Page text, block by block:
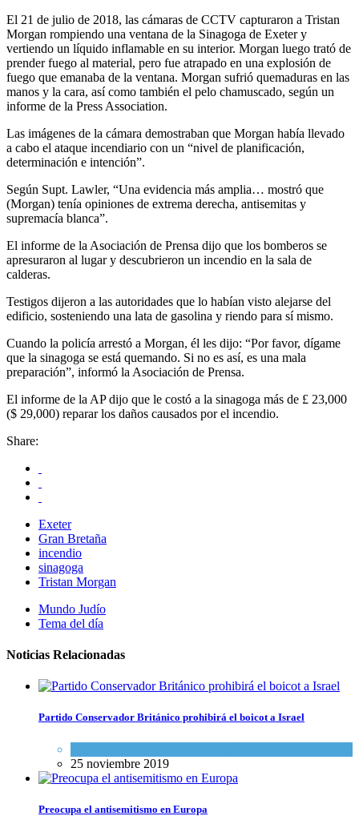
El 21 de julio de 2018, las cámaras de CCTV capturaron a Tristan
Morgan rompiendo una ventana de la Sinagoga de Exeter y
vertiendo un líquido inflamable en su interior. Morgan luego trató de
prender fuego al material, pero fue atrapado en una explosión de
fuego que emanaba de la ventana. Morgan sufrió quemaduras en las
manos y la cara, así como también el pelo chamuscado, según un
informe de la Press Association.
Las imágenes de la cámara demostraban que Morgan había llevado
a cabo el ataque incendiario con un “nivel de planificación,
determinación e intención”.
Según Supt. Lawler, “Una evidencia más amplia… mostró que
(Morgan) tenía opiniones de extrema derecha, antisemitas y
supremacía blanca”.
El informe de la Asociación de Prensa dijo que los bomberos se
apresuraron al lugar y descubrieron un incendio en la sala de
calderas.
Testigos dijeron a las autoridades que lo habían visto alejarse del
edificio, sosteniendo una lata de gasolina y riendo para sí mismo.
Cuando la policía arrestó a Morgan, él les dijo: “Por favor, dígame
que la sinagoga se está quemando. Si no es así, es una mala
preparación”, informó la Asociación de Prensa.
El informe de la AP dijo que le costó a la sinagoga más de £ 23,000
($ 29,000) reparar los daños causados ​​por el incendio.
Share:
Exeter
Gran Bretaña
incendio
sinagoga
Tristan Morgan
Mundo Judío
Tema del día
Noticias Relacionadas
Partido Conservador Británico prohibirá el boicot a Israel
25 noviembre 2019
Preocupa el antisemitismo en Europa